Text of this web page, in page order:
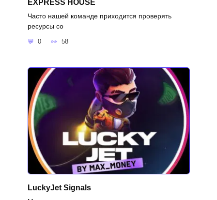
EXPRESS HOUSE
Часто нашей команде приходится проверять
ресурсы со
0 58
LuckyJet Signals